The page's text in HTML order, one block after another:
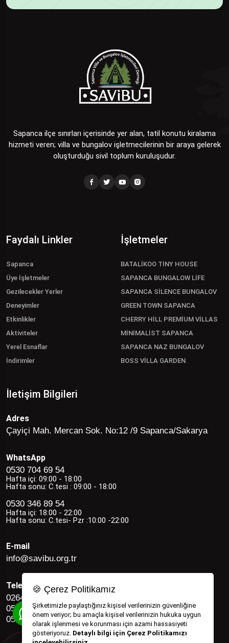
Sapanca ilçe sınırları içerisinde yer alan, tatil konutu kiralama
hizmeti veren; villa ve bungalov işletmecilerinin bir araya gelerek
oluşturduğu sivil toplum kuruluşudur.
Faydalı Linkler
Sapanca
Üye İşletmeler
Gezilecekler Yerler
Deneyimler
Etkinlikler
Aktiviteler
Yerel Esnaflar
İndirimler
İşletmeler
BATALİKOO TİNY HOUSE
SAPANCA BUNGALOW LİFE
SAPANCA SİLENCE BUNGALOV
GREEN TOWN SAPANCA
CHERRY HİLL PREMİUM VİLLAS
MİNİMALİST SAPANCA
SAPANCA NAZ BUNGALOV
BOSS VİLLA GARDEN
İletişim Bilgileri
Adres
Çayiçi Mah. Mercan Sok. No:12 /9 Sapanca/Sakarya
WhatsApp
0530 704 69 54
Hafta içi: 09:00 - 18:00
Hafta sonu: C.tesi : 09:00 - 18:00
0530 346 89 54
Hafta içi: 18:00 - 22:00
Hafta sonu: C.tesi- Pzr :10:00 -22:00
E-mail
info@savibu.org.tr
Telefon
0264 582 12 17
0530 346 89 54
0530 704 69 54
🍪 Çerez Politikamız
Şirketimizle paylaştığınız kişisel verilerinizin güvenliğine
önem veriyor; bu amaçla kişisel verilerinizin hukuka uygun
olarak işlenmesi ve korunması için azami hassasiyeti
gösteriyoruz. Detaylı bilgi için Çerez Politikamızı